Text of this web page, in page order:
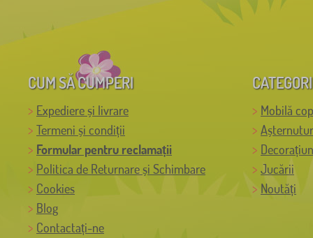
CUM SĂ CUMPERI
Expediere și livrare
Termeni și condiții
Formular pentru reclamații
Politica de Returnare și Schimbare
Cookies
Blog
Contactați-ne
Mobilă
Jucării
Noutăți